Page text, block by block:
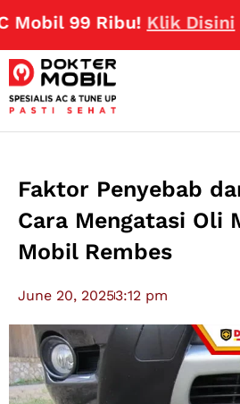
99 Ribu!Klik Disini
Faktor Penyebab
Cara Mengatasi Oli
Mobil Rembes
June 20, 20253:12 pm